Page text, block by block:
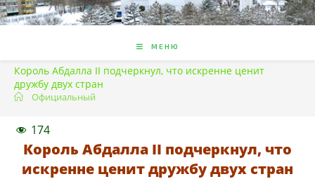
МЕНЮ
Король Абдалла II подчеркнул, что искренне ценит
дружбу двух стран
Официальный
174
Король Абдалла II подчеркнул, что
искренне ценит дружбу двух стран